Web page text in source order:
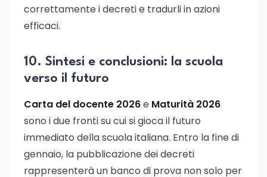
correttamente i decreti e tradurli in azioni
efficaci.
10. Sintesi e conclusioni: la scuola
verso il futuro
Carta del docente 2026e Maturità 2026
sono i due fronti su cui si gioca il futuro
immediato della scuola italiana. Entro la fine di
gennaio, la pubblicazione dei decreti
rappresenterà un banco di prova non solo per